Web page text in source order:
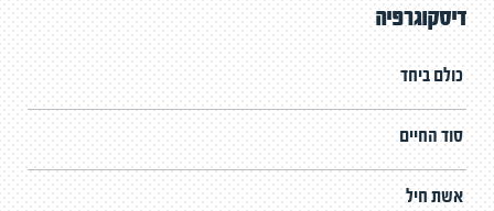
דיסקוגרפיה
כולם ביחד
סוד החיים
אשת חיל